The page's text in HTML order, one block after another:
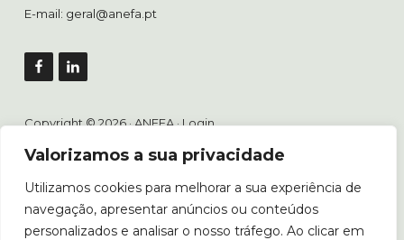
Valorizamos a sua privacidade
Utilizamos cookies para melhorar a sua experiência de
navegação, apresentar anúncios ou conteúdos
personalizados e analisar o nosso tráfego. Ao clicar em
E-mail: geral@anefa.pt
Copyright © 2026 · ANEFA ·Login
Livro de Reclamações